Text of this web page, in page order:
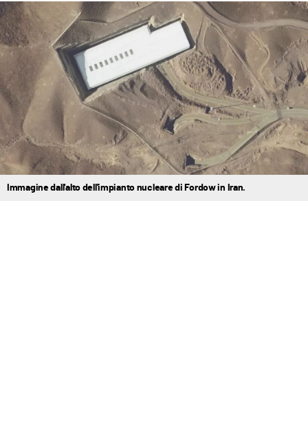
Immagine dall'alto dell'impianto nucleare di Fordow in Iran.